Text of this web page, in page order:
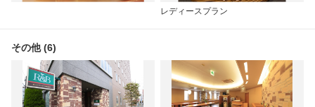
レディースプラン
その他 (6)